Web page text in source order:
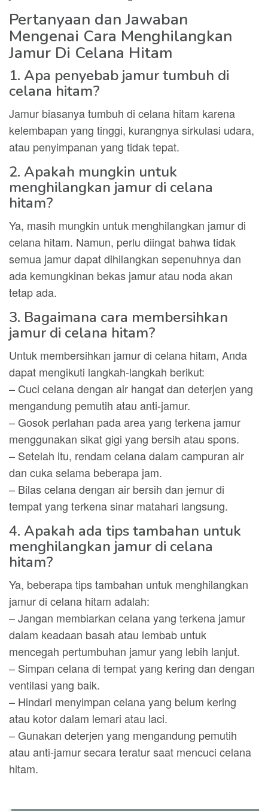
Pertanyaan dan Jawaban
Mengenai Cara Menghilangkan
Jamur Di Celana Hitam
1. Apa penyebab jamur tumbuh di
celana hitam?
Jamur biasanya tumbuh di celana hitam karena
kelembapan yang tinggi, kurangnya sirkulasi udara,
atau penyimpanan yang tidak tepat.
2. Apakah mungkin untuk
menghilangkan jamur di celana
hitam?
Ya, masih mungkin untuk menghilangkan jamur di
celana hitam. Namun, perlu diingat bahwa tidak
semua jamur dapat dihilangkan sepenuhnya dan
ada kemungkinan bekas jamur atau noda akan
tetap ada.
3. Bagaimana cara membersihkan
jamur di celana hitam?
Untuk membersihkan jamur di celana hitam, Anda
dapat mengikuti langkah-langkah berikut:
– Cuci celana dengan air hangat dan deterjen yang
mengandung pemutih atau anti-jamur.
– Gosok perlahan pada area yang terkena jamur
menggunakan sikat gigi yang bersih atau spons.
– Setelah itu, rendam celana dalam campuran air
dan cuka selama beberapa jam.
– Bilas celana dengan air bersih dan jemur di
tempat yang terkena sinar matahari langsung.
4. Apakah ada tips tambahan untuk
menghilangkan jamur di celana
hitam?
Ya, beberapa tips tambahan untuk menghilangkan
jamur di celana hitam adalah:
– Jangan membiarkan celana yang terkena jamur
dalam keadaan basah atau lembab untuk
mencegah pertumbuhan jamur yang lebih lanjut.
– Simpan celana di tempat yang kering dan dengan
ventilasi yang baik.
– Hindari menyimpan celana yang belum kering
atau kotor dalam lemari atau laci.
– Gunakan deterjen yang mengandung pemutih
atau anti-jamur secara teratur saat mencuci celana
hitam.